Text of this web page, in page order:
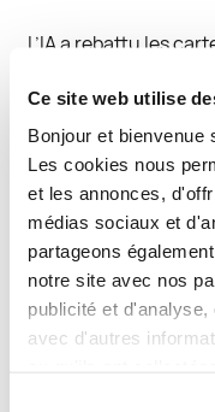
Ce site web utilise
Bonjour et bienvenue
Les cookies nous
et les annonces,
médias sociaux et
partageons
notre site avec nos
publicité et
avec d'autres
L’IA a rebattu les
partition. HubSpot
alimente toute sa
Breeze aide à créer
retrouver de
workflows dans
prolonger cette
et service.
Salesforce, avec